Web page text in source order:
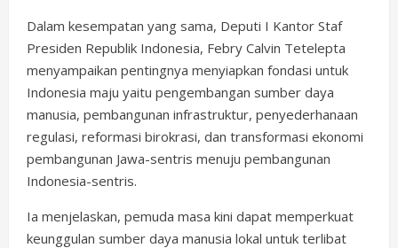
Dalam kesempatan yang sama, Deputi I Kantor Staf
Presiden Republik Indonesia, Febry Calvin Tetelepta
menyampaikan pentingnya menyiapkan fondasi untuk
Indonesia maju yaitu pengembangan sumber daya
manusia, pembangunan infrastruktur, penyederhanaan
regulasi, reformasi birokrasi, dan transformasi ekonomi
pembangunan Jawa-sentris menuju pembangunan
Indonesia-sentris.
Ia menjelaskan, pemuda masa kini dapat memperkuat
keunggulan sumber daya manusia lokal untuk terlibat